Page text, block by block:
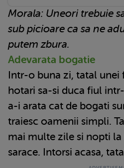
Morala: Uneori trebuie
sub picioare ca sa ne
putem zbura.
Adevarata bogatie
Intr-o buna zi, tatal unei
hotari sa-si duca fiul
a-i arata cat de bogati
traiesc oamenii simpli.
mai multe zile si nopti
sarace. Intorsi acasa,